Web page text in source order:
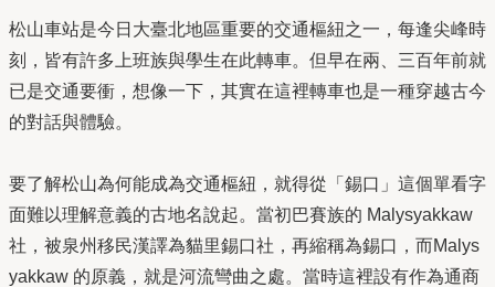
松山車站是今日大臺北地區重要的交通樞紐之一，每逢尖峰時
刻，皆有許多上班族與學生在此轉車。但早在兩、三百年前就
已是交通要衝，想像一下，其實在這裡轉車也是一種穿越古今
的對話與體驗。
要了解松山為何能成為交通樞紐，就得從「錫口」這個單看字
面難以理解意義的古地名說起。當初巴賽族的 Malysyakkaw
社，被泉州移民漢譯為貓里錫口社，再縮稱為錫口，而Malys
yakkaw 的原義，就是河流彎曲之處。當時這裡設有作為通商